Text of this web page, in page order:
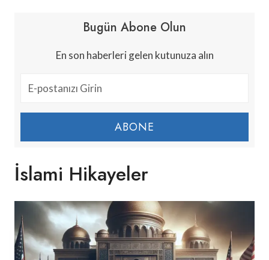
Bugün Abone Olun
En son haberleri gelen kutunuza alın
ABONE
İslami Hikayeler